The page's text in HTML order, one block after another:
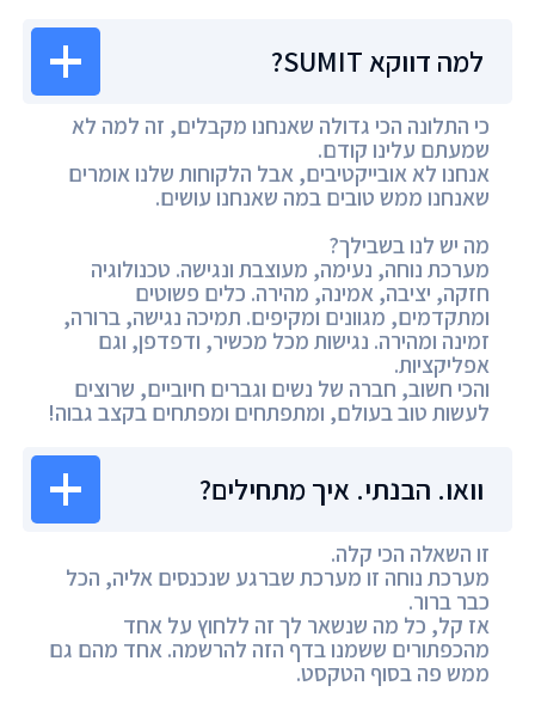
למה דווקא SUMIT?
כי התלונה הכי גדולה שאנחנו מקבלים, זה למה לא
שמעתם עלינו קודם.
אנחנו לא אובייקטיבים, אבל הלקוחות שלנו אומרים
שאנחנו ממש טובים במה שאנחנו עושים.
מה יש לנו בשבילך?
מערכת נוחה, נעימה, מעוצבת ונגישה. טכנולוגיה
חזקה, יציבה, אמינה, מהירה. כלים פשוטים
ומתקדמים, מגוונים ומקיפים. תמיכה נגישה, ברורה,
זמינה ומהירה. נגישות מכל מכשיר, ודפדפן, וגם
אפליקציות.
והכי חשוב, חברה של נשים וגברים חיוביים, שרוצים
לעשות טוב בעולם, ומתפתחים ומפתחים בקצב גבוה!
וואו. הבנתי. איך מתחילים?
זו השאלה הכי קלה.
מערכת נוחה זו מערכת שברגע שנכנסים אליה, הכל
כבר ברור.
אז קל, כל מה שנשאר לך זה ללחוץ על אחד
מהכפתורים ששמנו בדף הזה להרשמה. אחד מהם גם
ממש פה בסוף הטקסט.